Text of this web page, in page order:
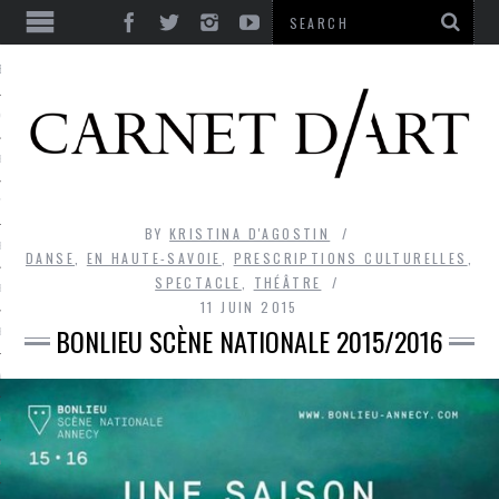
ULTIME
RIRE
HASARD
LIBERTÉ
BEAUTÉ
FOLIE
BYKRISTINA D'AGOSTIN
DANSE
EN HAUTE-SAVOIE PRESCRIPTIONS CULTURELLES
SPECTACLE
THÉÂTRE
11 JUIN 2015
BONLIEU SCÈNE NATIONALE 2015/2016